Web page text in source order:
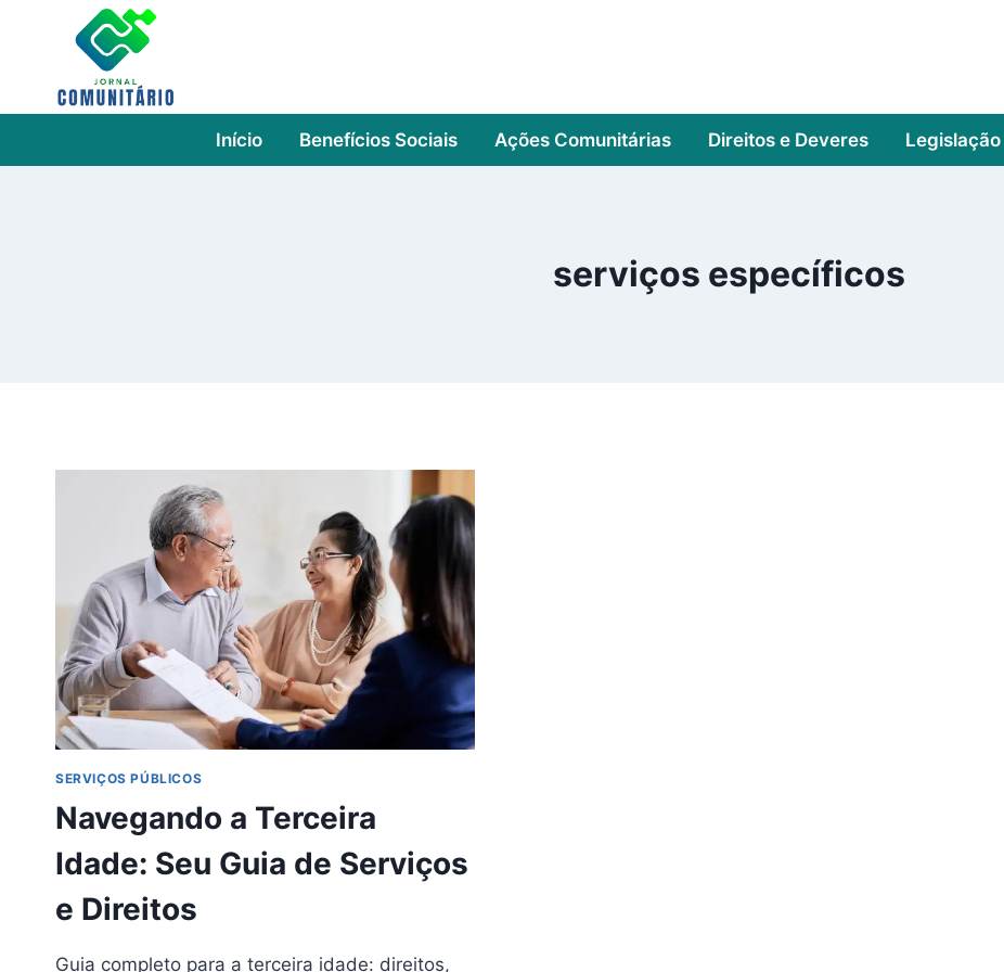
Início Benefícios Sociais Ações Comunitárias Direitos e Deveres Legislação
serviços específicos
SERVIÇOS PÚBLICOS
Navegando a Terceira
Idade: Seu Guia de Serviços
e Direitos
Guia completo para a terceira idade: direitos,